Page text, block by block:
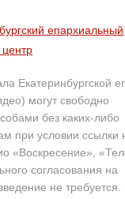
епархиальный
Екатеринбургской
могут свободно
без каких-либо
при условии ссылки
«Воскресение»,
согласования на
не требуется.